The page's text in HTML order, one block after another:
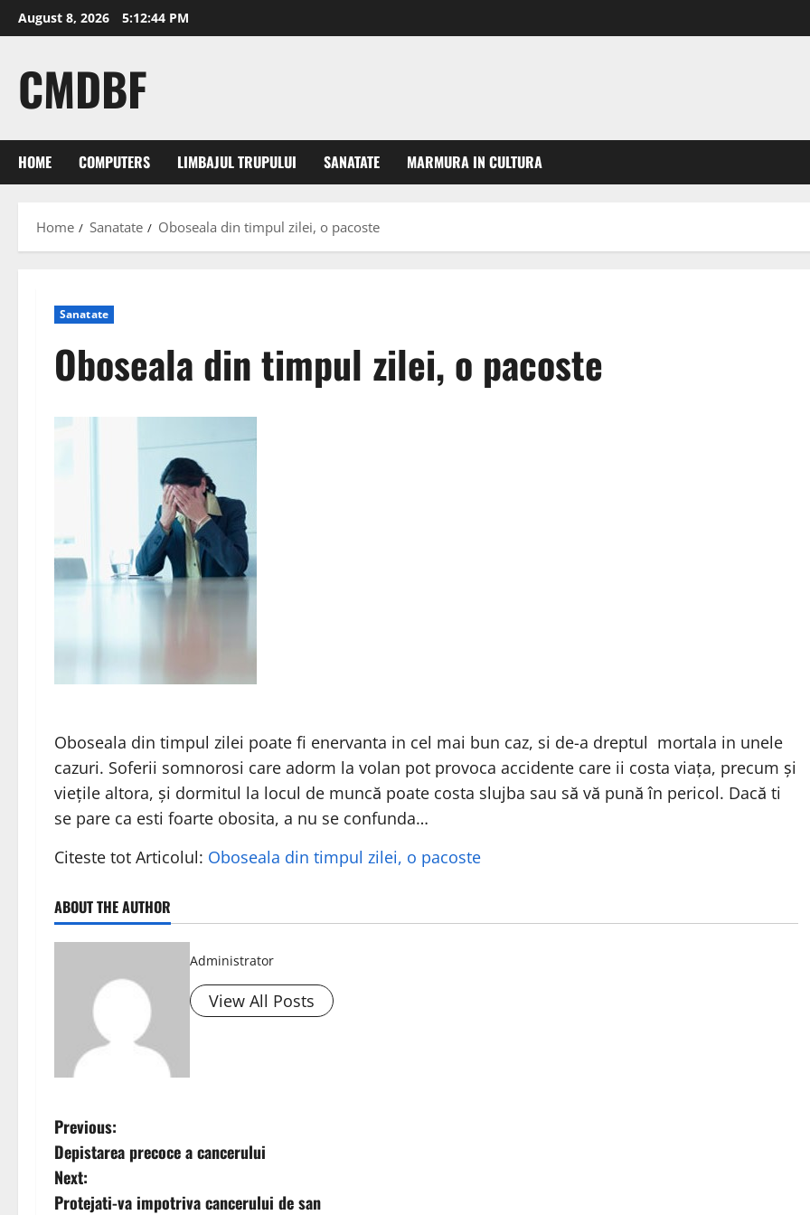
Skip
to
August 8, 2026 5:12:45 PM
CMDBF
HOME COMPUTERS LIMBAJUL TRUPULUI SANATATE MARMURA IN CULTURA
Home Sanatate Oboseala din timpul zilei, o pacoste
Sanatate
Oboseala din timpul zilei, o pacoste
Oboseala din timpul zilei poate fi enervanta in cel mai bun caz, si de-a dreptul mortala in unele
cazuri. Soferii somnorosi care adorm la volan pot provoca accidente care ii costa viața, precum și
viețile altora, și dormitul la locul de muncă poate costa slujba sau să vă pună în pericol. Dacă ti
se pare ca esti foarte obosita, a nu se confunda…
Citeste tot Articolul: Oboseala din timpul zilei, o pacoste
ABOUT THE AUTHOR
Administrator
View All Posts
P
o
Previous:
Depistarea precoce a cancerului
Next:
Protejati-va impotriva cancerului de san